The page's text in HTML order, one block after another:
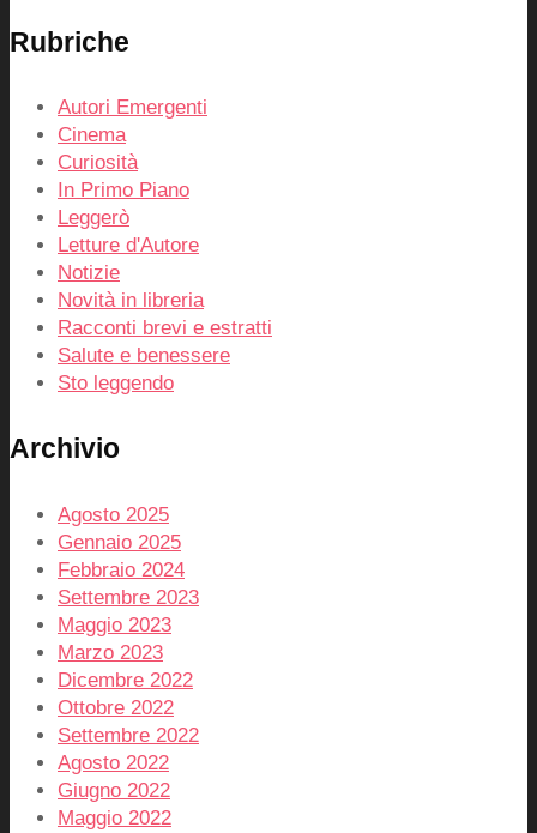
Rubriche
Autori Emergenti
Cinema
Curiosità
In Primo Piano
Leggerò
Letture d'Autore
Notizie
Novità in libreria
Racconti brevi e estratti
Salute e benessere
Sto leggendo
Archivio
Agosto 2025
Gennaio 2025
Febbraio 2024
Settembre 2023
Maggio 2023
Marzo 2023
Dicembre 2022
Ottobre 2022
Settembre 2022
Agosto 2022
Giugno 2022
Maggio 2022